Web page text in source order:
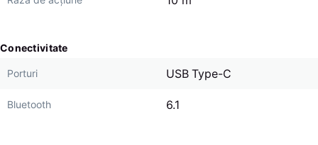
Conectivitate
Porturi USB Type-C
Bluetooth 6.1